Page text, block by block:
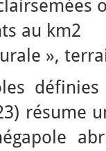
au km2
»,
résume